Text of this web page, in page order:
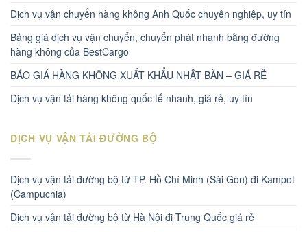
Dịch vụ vận chuyển hàng không Anh Quốc chuyên nghiệp, uy tín
Bảng giá dịch vụ vận chuyển, chuyển phát nhanh bằng đường
hàng không của BestCargo
BÁO GIÁ HÀNG KHÔNG XUẤT KHẨU NHẬT BẢN – GIÁ RẺ
Dịch vụ vận tải hàng không quốc tế nhanh, giá rẻ, uy tín
DỊCH VỤ VẬN TẢI ĐƯỜNG BỘ
Dịch vụ vận tải đường bộ từ TP. Hồ Chí Minh (Sài Gòn) đi Kampot
(Campuchia)
Dịch vụ vận tải đường bộ từ Hà Nội đi Trung Quốc giá rẻ